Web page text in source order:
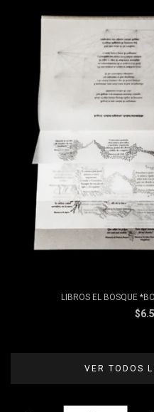
LIBROS EL BOSQUE
VER TODOS